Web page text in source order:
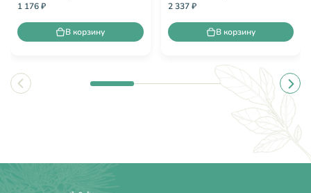
1 176 ₽
В корзину
2 337 ₽
В корзину